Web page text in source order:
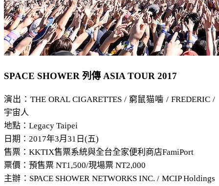
SPACE SHOWER 列傳 ASIA TOUR 2017
演出：THE ORAL CIGARETTES / 窮鼠猫噛 / FREDERIC /
宇宙人
地點：Legacy Taipei
日期：2017年3月31日(五)
售票：KKTIX售票系統與全台全家便利商店FamiPort
票價：預售票 NT1,500/現場票 NT2,000
主辦：SPACE SHOWER NETWORKS INC. / MCIP Holdings